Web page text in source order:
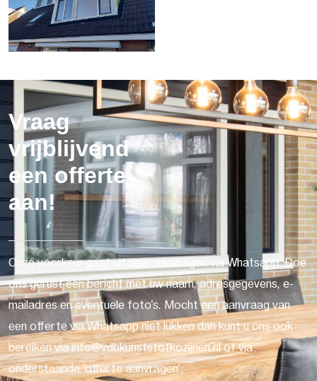
Vraag
vrijblijvend
een offerte
aan!
Onze voorkeur gaat uit naar aanvragen via Whatsapp. Doe
ons gerust een bericht met uw naam, adresgegevens, e-
mailadres en eventuele foto's. Mocht een aanvraag van
een offerte via Whatsapp niet lukken dan kunt u ons ook
bereiken via info@vdbkunststofkozijnen.nl of via
onderstaande 'offerte aanvragen'.